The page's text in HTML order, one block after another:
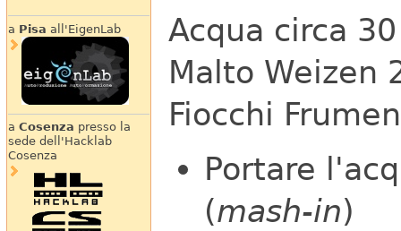
a Pisa all'EigenLab
a Cosenza presso la
sede dell'Hacklab
Cosenza
Acqua circa
Malto Weizen
Fiocchi
Portare
(mash-in)